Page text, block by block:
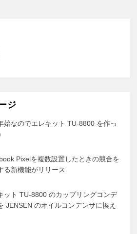
ジ
始なのでエレキット TU-8800 を作っ
Pixelを複数設置したときの競合を
る新機能がリリース
ット TU-8800 のカップリングコンデ
JENSEN のオイルコンデンサに換え